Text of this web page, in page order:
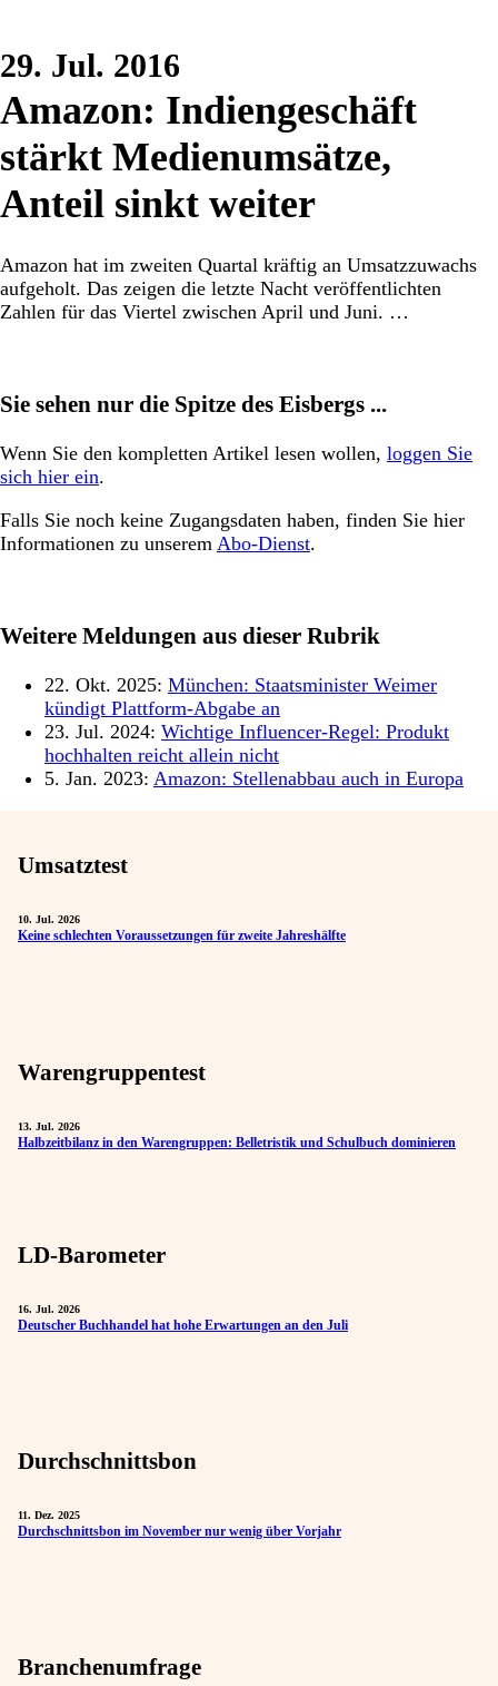
29. Jul. 2016
Amazon: Indiengeschäft
stärkt Medienumsätze,
Anteil sinkt weiter
Amazon hat im zweiten Quartal kräftig an Umsatzzuwachs
aufgeholt. Das zeigen die letzte Nacht veröffentlichten
Zahlen für das Viertel zwischen April und Juni. …
Sie sehen nur die Spitze des Eisbergs ...
Wenn Sie den kompletten Artikel lesen wollen, loggen Sie
sich hier ein.
Falls Sie noch keine Zugangsdaten haben, finden Sie hier
Informationen zu unserem Abo-Dienst.
Weitere Meldungen aus dieser Rubrik
22. Okt. 2025: München: Staatsminister Weimer
kündigt Plattform-Abgabe an
23. Jul. 2024: Wichtige Influencer-Regel: Produkt
hochhalten reicht allein nicht
5. Jan. 2023: Amazon: Stellenabbau auch in Europa
Umsatztest
10. Jul. 2026
Keine schlechten Voraussetzungen für zweite Jahreshälfte
Warengruppentest
13. Jul. 2026
Halbzeitbilanz in den Warengruppen: Belletristik und Schulbuch dominieren
LD-Barometer
16. Jul. 2026
Deutscher Buchhandel hat hohe Erwartungen an den Juli
Durchschnittsbon
11. Dez. 2025
Durchschnittsbon im November nur wenig über Vorjahr
Branchenumfrage